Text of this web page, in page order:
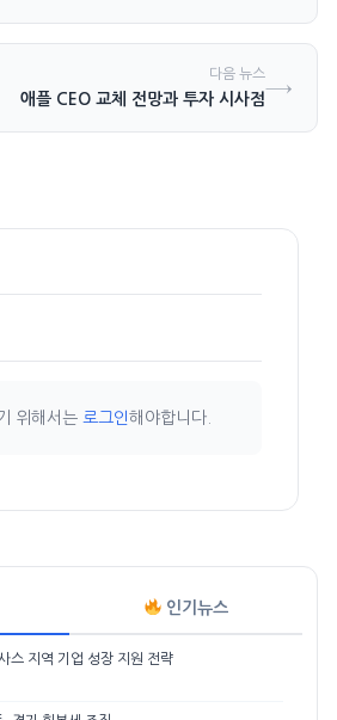
다음 뉴스
애플 CEO 교체 전망과 투자 시사점→
위해서는 로그인해야합니다.
인기뉴스
스 지역 기업 성장 지원 전략